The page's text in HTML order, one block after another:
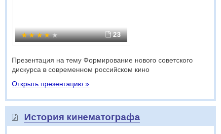
23
Презентация на тему Формирование нового советского
дискурса в современном российском кино
Открыть презентацию »
История кинематографа